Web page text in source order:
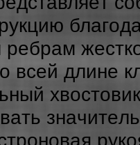
вceй длинe